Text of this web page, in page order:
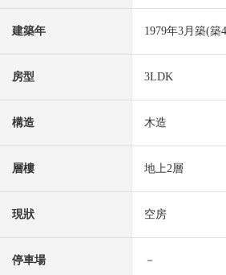
建築年 1979年3月築(築
房型 3LDK
構造 木造
層樓 地上2層
現狀 空房
停車場 －